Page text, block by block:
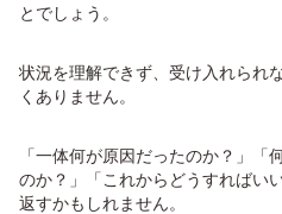
とでしょう。
状況を理解できず、受け入れられ
くありません。
「一体何が原因だったのか？」「
のか？」「これからどうすればい
返すかもしれません。